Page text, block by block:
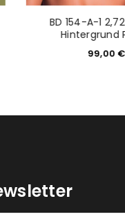
BD 154-A-1
Hintergrund
99,00€